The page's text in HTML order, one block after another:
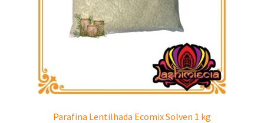
Parafina Lentilhada Ecomix Solven 1 kg